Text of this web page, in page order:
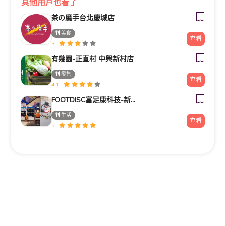
其他用戶也看了
茶の魔手台北慶城店
美食
3
查看
有幾園-正直村 中興新村店
零售
4.1
查看
FOOTDISC富足康科技-新光三越-桃園站前店
生活
5
查看